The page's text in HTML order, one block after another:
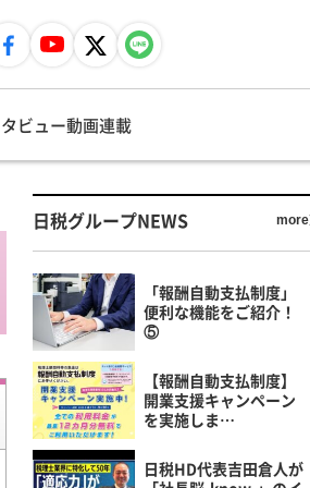
ビュー動画連載
日税グループNEWS more
「報酬自動支払制度」
便利な機能をご紹介！
⑤
【報酬自動支払制度】
開業支援キャンペーン
を実施しま…
日税HD代表吉田倉人が